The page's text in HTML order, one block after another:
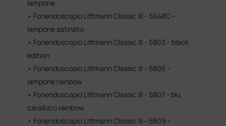
lampone
• Fonendoscopio Littmann Classic III - 5648C -
lampone satinato
• Fonendoscopio Littmann Classic III - 5803 - black
edition
• Fonendoscopio Littmann Classic III - 5806 -
lampone rainbow
• Fonendoscopio Littmann Classic III - 5807 - blu
caraibico rainbow
• Fonendoscopio Littmann Classic III - 5809 -